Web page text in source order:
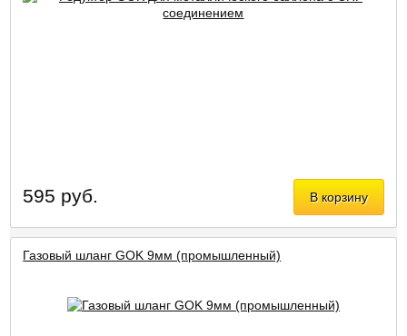
В корзину
595 руб.
Газовый шланг GOK 9мм (промышленный)